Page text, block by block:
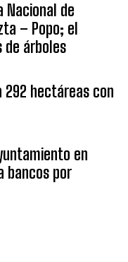
Nacional de
– Popo; el
de árboles
292 hectáreas con
en
bancos por